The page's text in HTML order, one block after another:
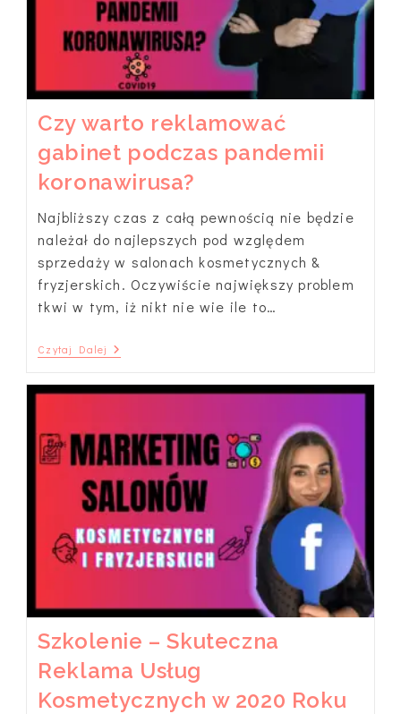
Czy warto reklamować
gabinet podczas pandemii
koronawirusa?
Najbliższy czas z całą pewnością nie będzie
należał do najlepszych pod względem
sprzedaży w salonach kosmetycznych &
fryzjerskich. Oczywiście największy problem
tkwi w tym, iż nikt nie wie ile to…
Czytaj Dalej Czy
Warto
Gabinet
Koronawirusa?
Szkolenie – Skuteczna
Reklama Usług
Kosmetycznych w 2020 Roku